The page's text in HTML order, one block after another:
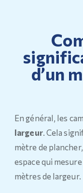
d’un
En général, les
largeur. Cela
mètre de
espace qui
mètres de largeur.